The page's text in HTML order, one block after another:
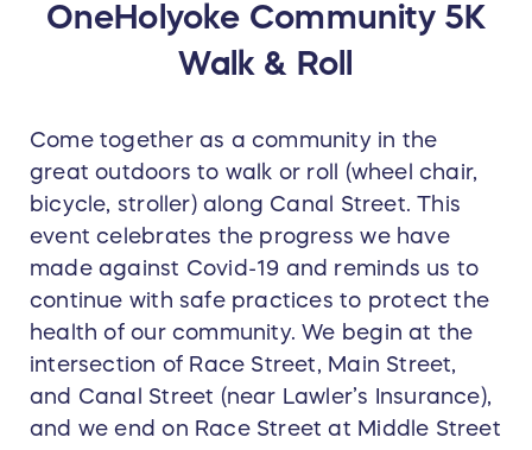
OneHolyoke Community 5K
Walk & Roll
Come together as a community in the
great outdoors to walk or roll (wheel chair,
bicycle, stroller) along Canal Street. This
event celebrates the progress we have
made against Covid-19 and reminds us to
continue with safe practices to protect the
health of our community. We begin at the
intersection of Race Street, Main Street,
and Canal Street (near Lawler’s Insurance),
and we end on Race Street at Middle Street